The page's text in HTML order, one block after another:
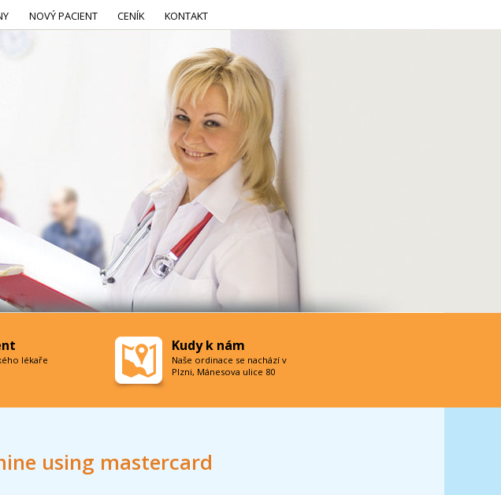
using mastercard
NOVÝ PACIENT CENÍK KONTAKT
lékaře
Kudy k nám
Naše ordinace se nachází v
Plzni, Mánesova ulice 80